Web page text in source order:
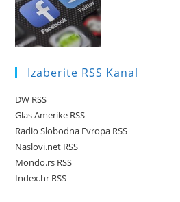
Izaberite RSS Kanal
DW RSS
Glas Amerike RSS
Radio Slobodna Evropa RSS
Naslovi.net RSS
Mondo.rs RSS
Index.hr RSS